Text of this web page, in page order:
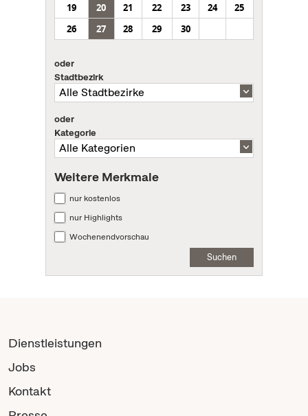
19
20 21 22 23 24
25
26
27 28 29 30
oder
Stadtbezirk
oder
Kategorie
Weitere Merkmale
nur kostenlos
nur Highlights
Wochenendvorschau
Suchen
Dienstleistungen
Jobs
Kontakt